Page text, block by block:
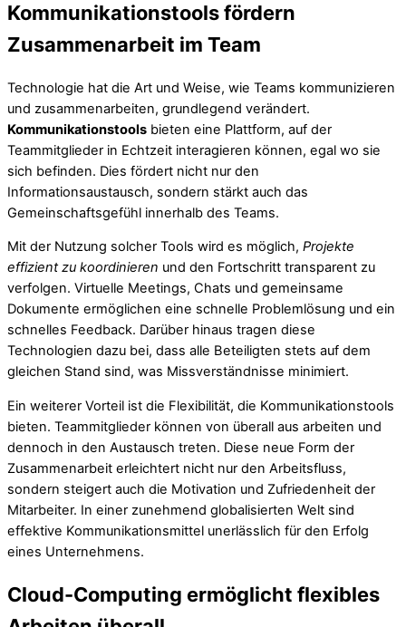
Kommunikationstools fördern
Zusammenarbeit im Team
Technologie hat die Art und Weise, wie Teams kommunizieren
und zusammenarbeiten, grundlegend verändert.
Kommunikationstools bieten eine Plattform, auf der
Teammitglieder in Echtzeit interagieren können, egal wo sie
sich befinden. Dies fördert nicht nur den
Informationsaustausch, sondern stärkt auch das
Gemeinschaftsgefühl innerhalb des Teams.
Mit der Nutzung solcher Tools wird es möglich, Projekte
effizient zu koordinieren und den Fortschritt transparent zu
verfolgen. Virtuelle Meetings, Chats und gemeinsame
Dokumente ermöglichen eine schnelle Problemlösung und ein
schnelles Feedback. Darüber hinaus tragen diese
Technologien dazu bei, dass alle Beteiligten stets auf dem
gleichen Stand sind, was Missverständnisse minimiert.
Ein weiterer Vorteil ist die Flexibilität, die Kommunikationstools
bieten. Teammitglieder können von überall aus arbeiten und
dennoch in den Austausch treten. Diese neue Form der
Zusammenarbeit erleichtert nicht nur den Arbeitsfluss,
sondern steigert auch die Motivation und Zufriedenheit der
Mitarbeiter. In einer zunehmend globalisierten Welt sind
effektive Kommunikationsmittel unerlässlich für den Erfolg
eines Unternehmens.
Cloud-Computing ermöglicht flexibles